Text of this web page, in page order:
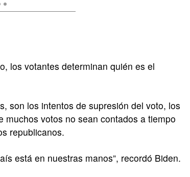
los votantes determinan quién es el
son los intentos de supresión del voto, los
votos no sean contados a tiempo
republicanos.
está en nuestras manos”, recordó Biden.